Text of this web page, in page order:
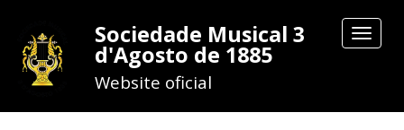
Toggle
Sociedade Musical 3
d'Agosto de 1885
Website oficial